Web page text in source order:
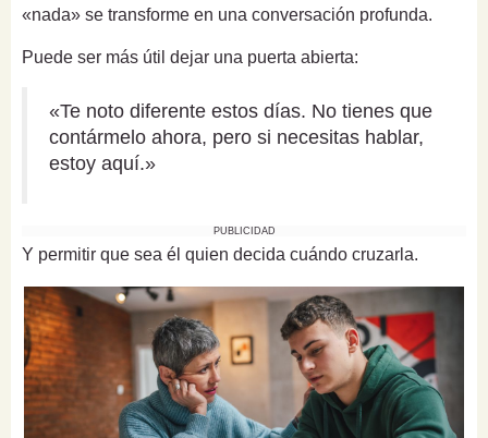
«nada» se transforme en una conversación profunda.
Puede ser más útil dejar una puerta abierta:
«Te noto diferente estos días. No tienes que
contármelo ahora, pero si necesitas hablar,
estoy aquí.»
PUBLICIDAD
Y permitir que sea él quien decida cuándo cruzarla.